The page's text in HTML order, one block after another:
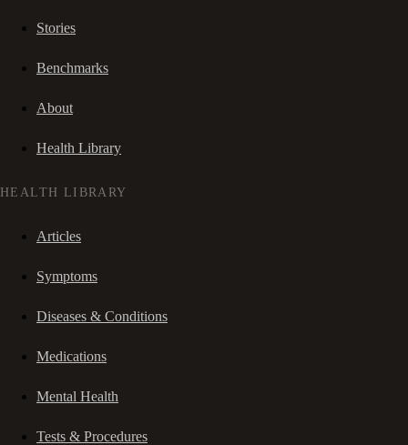
Stories
Benchmarks
About
Health Library
HEALTH LIBRARY
Articles
Symptoms
Diseases & Conditions
Medications
Mental Health
Tests & Procedures